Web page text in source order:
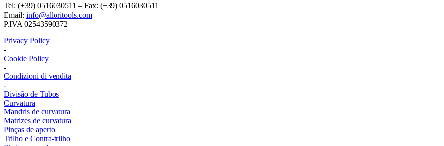
Tel: (+39) 0516030511 – Fax: (+39) 0516030511
Email: info@alloritools.com
P.IVA 02543590372
Privacy Policy
-
Cookie Policy
-
Condizioni di vendita
-
Divisão de Tubos
Curvatura
Mandris de curvatura
Matrizes de curvatura
Pinças de aperto
Trilho e Contra-trilho